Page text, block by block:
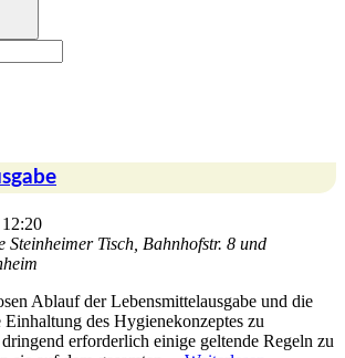
12:20
Steinheimer Tisch, Bahnhofstr. 8 und
Ablauf der Lebensmittelausgabe und die
Einhaltung des Hygienekonzeptes zu
erforderlich einige geltende Regeln zu